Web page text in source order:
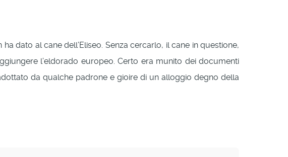
dato al cane dell’Eliseo. Senza cercarlo, il cane in questione,
l’eldorado europeo. Certo era munito dei documenti
da qualche padrone e gioire di un alloggio degno della